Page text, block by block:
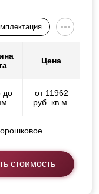
Цена
до
от 11962
руб. кв.м.
стоимость